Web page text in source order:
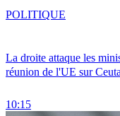
La droite attaque les
réunion de l'UE sur Ceuta
10:15
POLITIQUE